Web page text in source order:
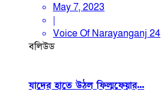
May 7, 2023
|
Voice Of Narayanganj 24
বলিউড
যাদের হাতে উঠল ফিল্মফেয়ার...